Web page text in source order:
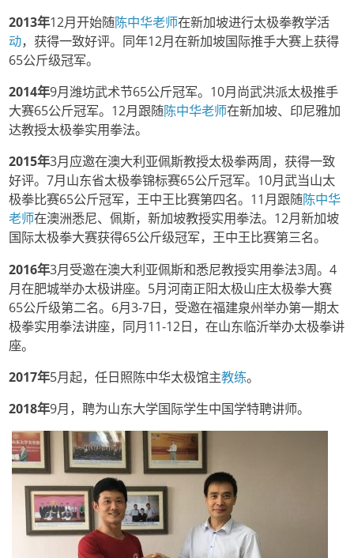
2013年12月开始随陈中华老师在新加坡进行太极拳教学活
动，获得一致好评。同年12月在新加坡国际推手大赛上获得
65公斤级冠军。
2014年9月潍坊武术节65公斤冠军。10月尚武洪派太极推手
大赛65公斤冠军。12月跟随陈中华老师在新加坡、印尼雅加
达教授太极拳实用拳法。
2015年3月应邀在澳大利亚佩斯教授太极拳两周，获得一致
好评。7月山东省太极拳锦标赛65公斤冠军。10月武当山太
极拳比赛65公斤冠军，王中王比赛第四名。11月跟随陈中华
老师在澳洲悉尼、佩斯，新加坡教授实用拳法。12月新加坡
国际太极拳大赛获得65公斤级冠军，王中王比赛第三名。
2016年3月受邀在澳大利亚佩斯和悉尼教授实用拳法3周。4
月在肥城举办太极讲座。5月河南正阳太极山庄太极拳大赛
65公斤级第二名。6月3-7日，受邀在福建泉州举办第一期太
极拳实用拳法讲座，同月11-12日，在山东临沂举办太极拳讲
座。
2017年5月起，任日照陈中华太极馆主教练。
2018年9月，聘为山东大学国际学生中国学特聘讲师。